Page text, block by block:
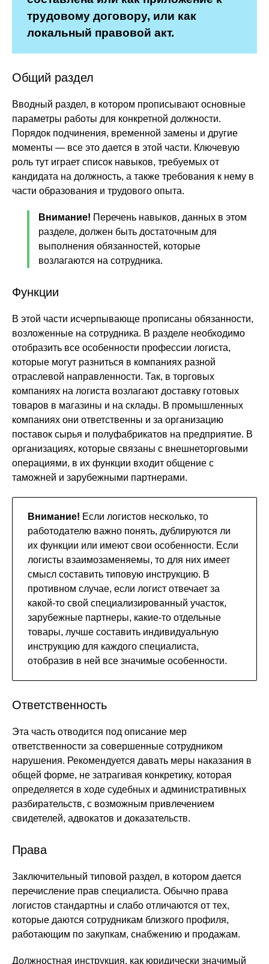
трудовому договору, или как
локальный правовой акт.
Общий раздел
Вводный раздел, в котором прописывают основные
параметры работы для конкретной должности.
Порядок подчинения, временной замены и другие
моменты — все это дается в этой части. Ключевую
роль тут играет список навыков, требуемых от
кандидата на должность, а также требования к нему в
части образования и трудового опыта.
Внимание! Перечень навыков, данных в этом
разделе, должен быть достаточным для
выполнения обязанностей, которые
возлагаются на сотрудника.
Функции
В этой части исчерпывающе прописаны обязанности,
возложенные на сотрудника. В разделе необходимо
отобразить все особенности профессии логиста,
которые могут разниться в компаниях разной
отраслевой направленности. Так, в торговых
компаниях на логиста возлагают доставку готовых
товаров в магазины и на склады. В промышленных
компаниях они ответственны и за организацию
поставок сырья и полуфабрикатов на предприятие. В
организациях, которые связаны с внешнеторговыми
операциями, в их функции входит общение с
таможней и зарубежными партнерами.
Внимание! Если логистов несколько, то
работодателю важно понять, дублируются ли
их функции или имеют свои особенности. Если
логисты взаимозаменяемы, то для них имеет
смысл составить типовую инструкцию. В
противном случае, если логист отвечает за
какой-то свой специализированный участок,
зарубежные партнеры, какие-то отдельные
товары, лучше составить индивидуальную
инструкцию для каждого специалиста,
отобразив в ней все значимые особенности.
Ответственность
Эта часть отводится под описание мер
ответственности за совершенные сотрудником
нарушения. Рекомендуется давать меры наказания в
общей форме, не затрагивая конкретику, которая
определяется в ходе судебных и административных
разбирательств, с возможным привлечением
свидетелей, адвокатов и доказательств.
Права
Заключительный типовой раздел, в котором дается
перечисление прав специалиста. Обычно права
логистов стандартны и слабо отличаются от тех,
которые даются сотрудникам близкого профиля,
работающим по закупкам, снабжению и продажам.
Должностная инструкция, как юридически значимый